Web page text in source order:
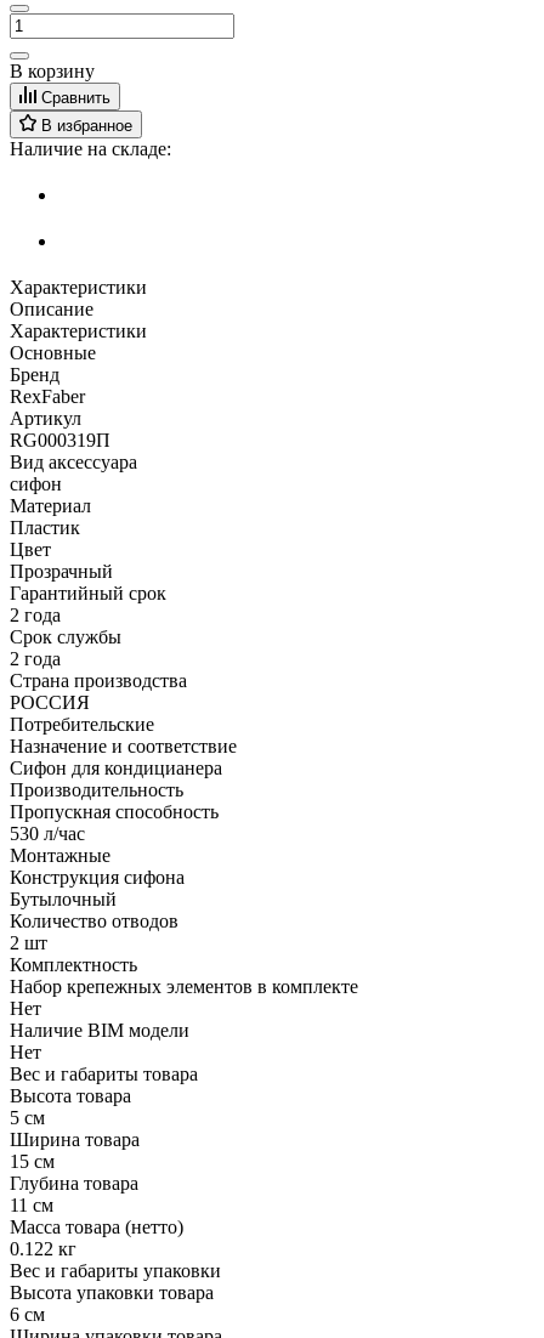
В корзину
Сравнить
В избранное
Наличие на складе:
Характеристики
Описание
Характеристики
Основные
Бренд
RexFaber
Артикул
RG000319П
Вид аксессуара
сифон
Материал
Пластик
Цвет
Прозрачный
Гарантийный срок
2 года
Срок службы
2 года
Страна производства
РОССИЯ
Потребительские
Назначение и соответствие
Сифон для кондицианера
Производительность
Пропускная способность
530 л/час
Монтажные
Конструкция сифона
Бутылочный
Количество отводов
2 шт
Комплектность
Набор крепежных элементов в комплекте
Нет
Наличие BIM модели
Нет
Вес и габариты товара
Высота товара
5 см
Ширина товара
15 см
Глубина товара
11 см
Масса товара (нетто)
0.122 кг
Вес и габариты упаковки
Высота упаковки товара
6 см